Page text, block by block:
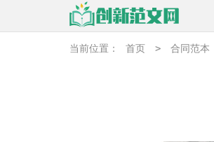
当前位置： 首页 > 合同范本